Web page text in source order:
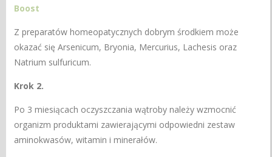
Boost
Z preparatów homeopatycznych dobrym środkiem może
okazać się Arsenicum, Bryonia, Mercurius, Lachesis oraz
Natrium sulfuricum.
Krok 2.
Po 3 miesiącach oczyszczania wątrobynależy wzmocnić
organizm produktami zawierającymi odpowiedni zestaw
aminokwasów, witamin i minerałów.